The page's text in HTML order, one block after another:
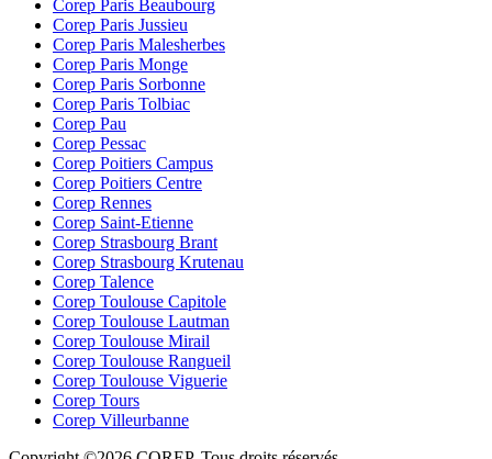
Corep Paris Beaubourg
Corep Paris Jussieu
Corep Paris Malesherbes
Corep Paris Monge
Corep Paris Sorbonne
Corep Paris Tolbiac
Corep Pau
Corep Pessac
Corep Poitiers Campus
Corep Poitiers Centre
Corep Rennes
Corep Saint-Etienne
Corep Strasbourg Brant
Corep Strasbourg Krutenau
Corep Talence
Corep Toulouse Capitole
Corep Toulouse Lautman
Corep Toulouse Mirail
Corep Toulouse Rangueil
Corep Toulouse Viguerie
Corep Tours
Corep Villeurbanne